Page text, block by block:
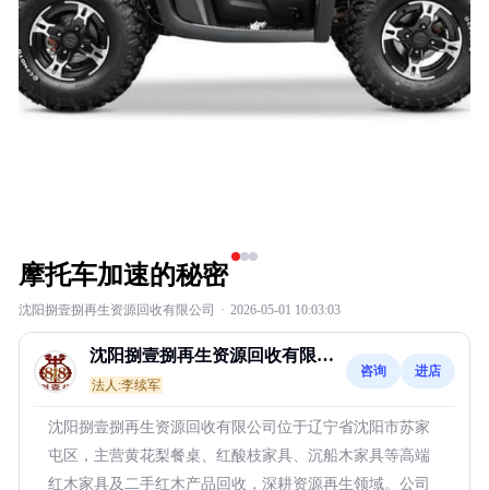
摩托车加速的秘密
沈阳捌壹捌再生资源回收有限公司 · 2026-05-01 10:03:03
沈阳捌壹捌再生资源回收有限公
司
法人:李续军
咨询 进店
沈阳捌壹捌再生资源回收有限公司位于辽宁省沈阳市苏家
屯区，主营黄花梨餐桌、红酸枝家具、沉船木家具等高端
红木家具及二手红木产品回收，深耕资源再生领域。公司